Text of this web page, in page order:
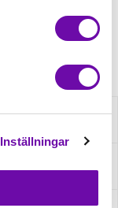
Inställningar